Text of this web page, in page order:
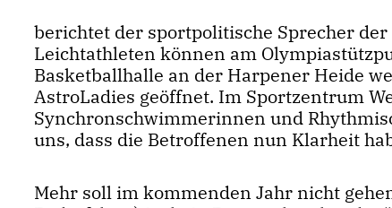
berichtet der sportpolitische Sprecher
Leichtathleten können am
Basketballhalle an der Harpener Heide
AstroLadies geöffnet. Im Sportzentrum
Synchronschwimmerinnen und
uns, dass die Betroffenen nun Klarheit
Mehr soll im kommenden Jahr nicht